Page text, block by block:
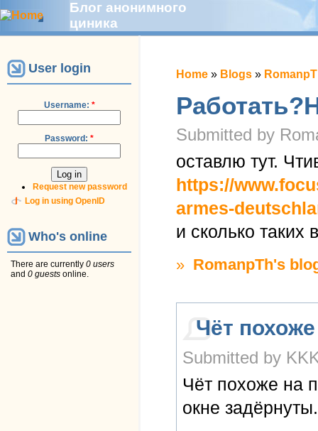
Блог анонимного
циника
User login
Username: *
Password: *
Request new password
Log in using OpenID
Who's online
There are currently 0 users
and 0 guests online.
Home » Blogs »
Submitted by
оставлю тут.
https://
armes-
и сколько таких
» RomanpTh's
Чёт
Submitted by
Чёт похоже на
окне